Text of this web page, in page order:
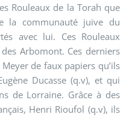
Rouleaux de la Torah que
la communauté juive du
avec lui. Ces Rouleaux
Arbomont. Ces derniers
de faux papiers qu’ils
Ducasse (q.v), et qui
de Lorraine. Grâce à des
Henri Rioufol (q.v), ils